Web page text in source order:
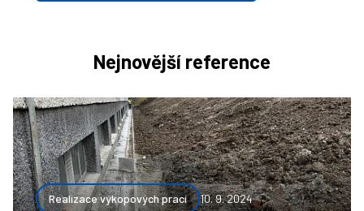
Nejnovější reference
Realizace výkopových prací 10. 9. 2024